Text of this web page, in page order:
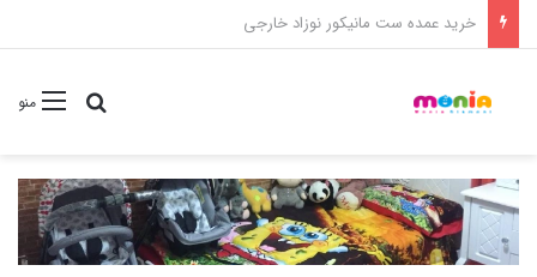
خرید شامپو سر و بدن 500 میل کودک موستلا
منوجستجو